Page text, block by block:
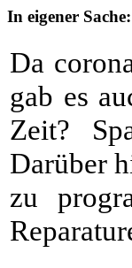
In eigener
Da
gab es
Zeit?
Darüber
zu